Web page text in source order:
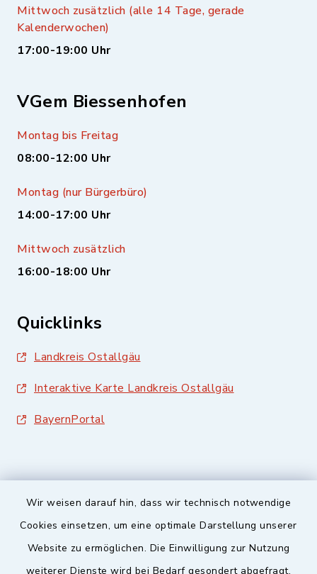
Wir weisen darauf hin, dass wir technisch notwendige
Cookies einsetzen, um eine optimale Darstellung unserer
Website zu ermöglichen. Die Einwilligung zur Nutzung
weiterer Dienste wird bei Bedarf gesondert abgefragt.
Mittwoch zusätzlich (alle 14 Tage, gerade
Kalenderwochen)
17:00-19:00 Uhr
VGem Biessenhofen
Montag bis Freitag
08:00-12:00 Uhr
Montag (nur Bürgerbüro)
14:00-17:00 Uhr
Mittwoch zusätzlich
16:00-18:00 Uhr
Quicklinks
Landkreis Ostallgäu
Interaktive Karte Landkreis Ostallgäu
BayernPortal
Sicherer Kontakt